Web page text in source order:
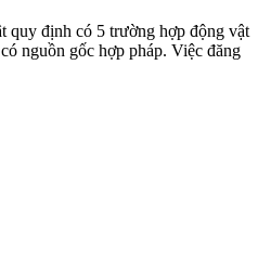
quy định có 5 trường hợp động vật
nguồn gốc hợp pháp. Việc đăng